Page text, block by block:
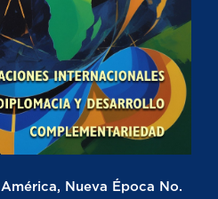
Nueva Época No.